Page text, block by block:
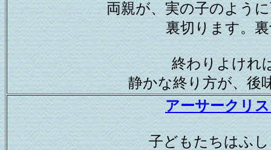
両親が、実の子のよう
裏切ります。
終わりよけれ
静かな終り方が、後
アーサークリ
子どもたちはふ